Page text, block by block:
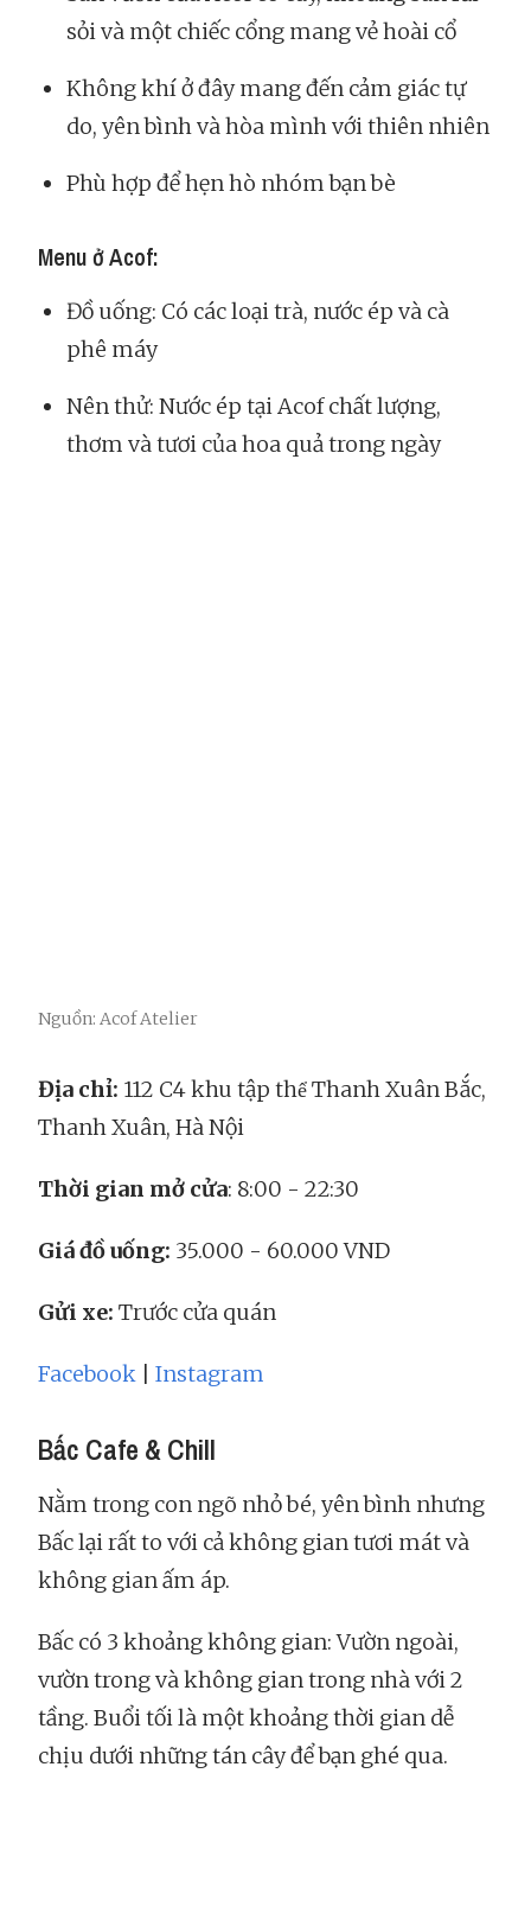
sỏi và một chiếc cổng mang vẻ hoài cổ
Không khí ở đây mang đến cảm giác tự
do, yên bình và hòa mình với thiên nhiên
Phù hợp để hẹn hò nhóm bạn bè
Menu ở Acof:
Đồ uống: Có các loại trà, nước ép và cà
phê máy
Nên thử: Nước ép tại Acof chất lượng,
thơm và tươi của hoa quả trong ngày
Nguồn: Acof Atelier
Địa chỉ: 112 C4 khu tập thể Thanh Xuân Bắc,
Thanh Xuân, Hà Nội
Thời gian mở cửa: 8:00 - 22:30
Giá đồ uống: 35.000 - 60.000 VND
Gửi xe: Trước cửa quán
Facebook Instagram
Bấc Cafe & Chill
Nằm trong con ngõ nhỏ bé, yên bình nhưng
Bấc lại rất to với cả không gian tươi mát và
không gian ấm áp.
Bấc có 3 khoảng không gian: Vườn ngoài,
vườn trong và không gian trong nhà với 2
tầng. Buổi tối là một khoảng thời gian dễ
chịu dưới những tán cây để bạn ghé qua.